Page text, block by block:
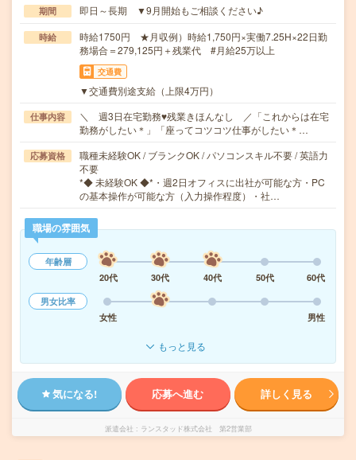
期間 即日～長期 ▼9月開始もご相談ください♪
時給
時給1750円 ★月収例）時給1,750円×実働7.25H×22日勤
務場合＝279,125円＋残業代 #月給25万以上
交通費
▼交通費別途支給（上限4万円）
仕事内容
＼ 週3日在宅勤務♥残業きほんなし ／「これからは在宅
勤務がしたい＊」「座ってコツコツ仕事がしたい＊…
応募資格
職種未経験OK / ブランクOK / パソコンスキル不要 / 英語力
不要
*◆ 未経験OK ◆*・週2日オフィスに出社が可能な方・PC
の基本操作が可能な方（入力操作程度）・社…
職場の雰囲気
年齢層
20代
30代 40代 50代
60代
男女比率
女性
男性
もっと見る
気になる! 応募へ進む 詳しく見る
派遣会社 ランスタッド株式会社 第2営業部